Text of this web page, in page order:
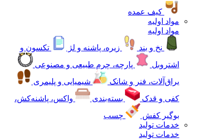
کیف عمده
مواد اولیه
مواد اولیه
نخ و بند
زیره، پاشنه و لژ
تکسون و
اشتروبل
پارچه، چرم طبیعی و مصنوعی
یراق‌آلات، فنر و شانک
شیمیایی و پلیمری
کفی و قدک
بسته‌بندی
واکس، پاشنه‌کش،
بوگیر کفش
چسب
خدمات تولید
خدمات تولید